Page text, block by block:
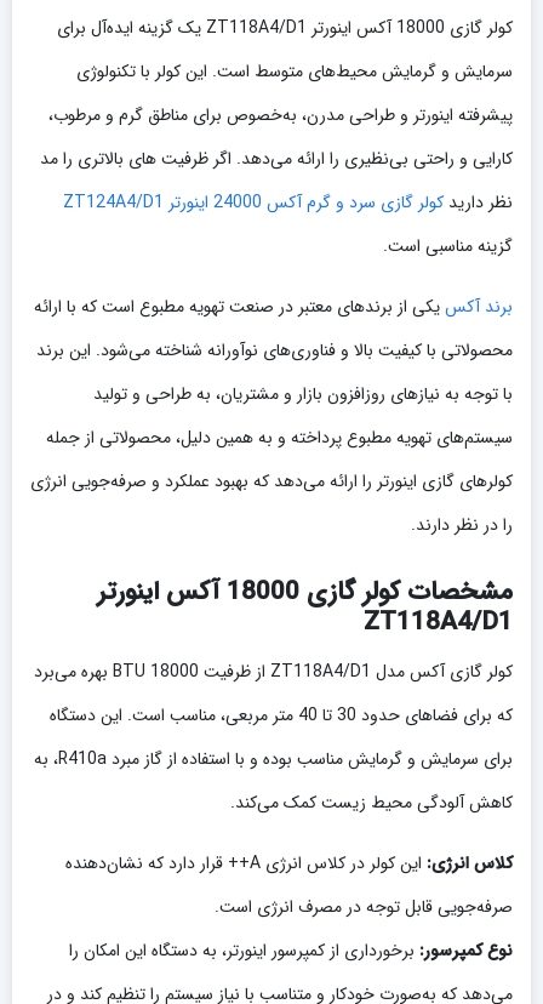
کولر گازی 18000 آکس اینورتر ZT118A4/D1 یک گزینه ایده‌آل برای
سرمایش و گرمایش محیط‌های متوسط است. این کولر با تکنولوژی
پیشرفته اینورتر و طراحی مدرن، به‌خصوص برای مناطق گرم و مرطوب،
کارایی و راحتی بی‌نظیری را ارائه می‌دهد. اگر ظرفیت های بالاتری را مد
نظر دارید کولر گازی سرد و گرم آکس 24000 اینورتر ZT124A4/D1
گزینه مناسبی است.
برند آکسیکی از برندهای معتبر در صنعت تهویه مطبوع است که با ارائه
محصولاتی با کیفیت بالا و فناوری‌های نوآورانه شناخته می‌شود. این برند
با توجه به نیازهای روزافزون بازار و مشتریان، به طراحی و تولید
سیستم‌های تهویه مطبوع پرداخته و به همین دلیل، محصولاتی از جمله
کولرهای گازی اینورتر را ارائه می‌دهد که بهبود عملکرد و صرفه‌جویی انرژی
را در نظر دارند.
مشخصات کولر گازی 18000 آکس اینورتر
ZT118A4/D1
کولر گازی آکس مدل ZT118A4/D1 از ظرفیت 18000 BTU بهره می‌برد
که برای فضاهای حدود 30 تا 40 متر مربعی، مناسب است. این دستگاه
برای سرمایش و گرمایش مناسب بوده و با استفاده از گاز مبرد R410a، به
کاهش آلودگی محیط زیست کمک می‌کند.
کلاس انرژی:
این کولر در کلاس انرژی A++ قرار دارد که نشان‌دهنده
صرفه‌جویی قابل توجه در مصرف انرژی است.
نوع کمپرسور: برخورداری از کمپرسور اینورتر، به دستگاه این امکان را
می‌دهد که به‌صورت خودکار و متناسب با نیاز سیستم را تنظیم کند و در